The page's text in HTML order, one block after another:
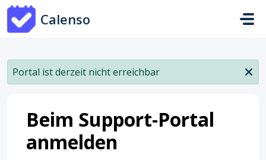
Zum hauptsächlichen Inhalt gehen
Calenso
Portal ist derzeit nicht erreichbar
Beim Support-Portal
anmelden